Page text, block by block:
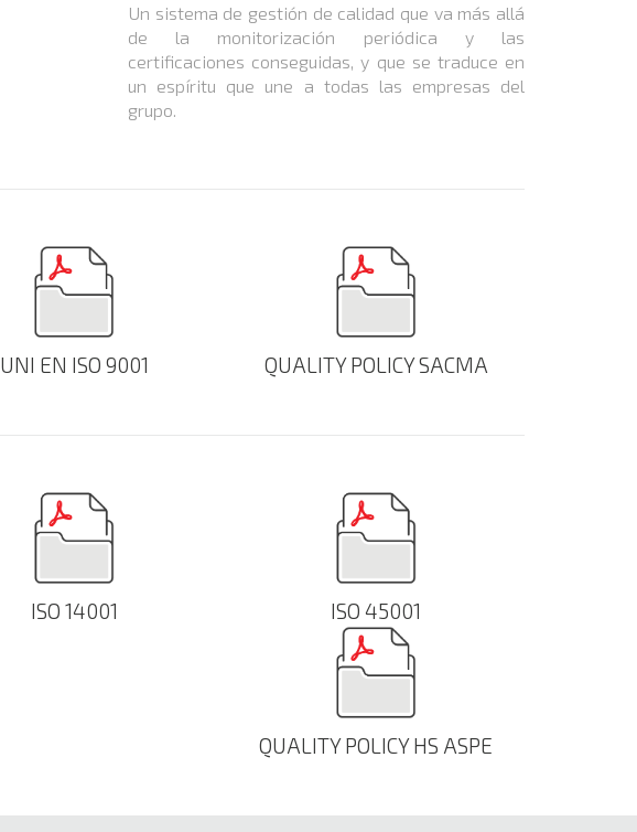
Un sistema de gestión de calidad que va más allá
de la monitorización periódica y las
certificaciones conseguidas, y que se traduce en
un espíritu que une a todas las empresas del
grupo.
UNI EN ISO 9001 QUALITY POLICY SACMA
ISO 14001 ISO 45001
QUALITY POLICY HS ASPE